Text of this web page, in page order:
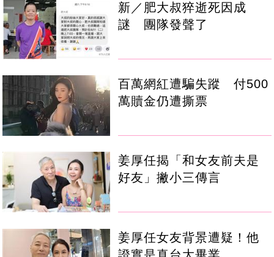
新／肥大叔猝逝死因成
謎 團隊發聲了
百萬網紅遭騙失蹤 付500
萬贖金仍遭撕票
姜厚任揭「和女友前夫是
好友」撇小三傳言
姜厚任女友背景遭疑！他
證實是真台大畢業